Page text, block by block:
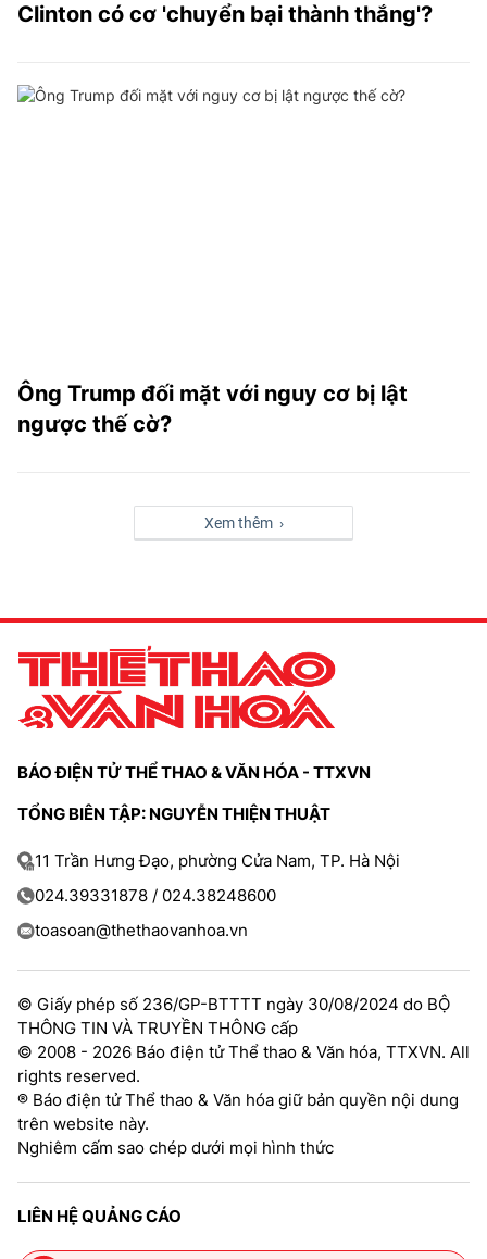
Clinton có cơ 'chuyển bại thành thắng'?
Ông Trump đối mặt với nguy cơ bị lật
ngược thế cờ?
Xem thêm ›
BÁO ĐIỆN TỬ THỂ THAO & VĂN HÓA - TTXVN
TỔNG BIÊN TẬP: NGUYỄN THIỆN THUẬT
11 Trần Hưng Đạo, phường Cửa Nam, TP. Hà Nội
024.39331878 / 024.38248600
toasoan@thethaovanhoa.vn
© Giấy phép số 236/GP-BTTTT ngày 30/08/2024 do BỘ
THÔNG TIN VÀ TRUYỀN THÔNG cấp
© 2008 - 2026 Báo điện tử Thể thao & Văn hóa, TTXVN. All
rights reserved.
® Báo điện tử Thể thao & Văn hóa giữ bản quyền nội dung
trên website này.
Nghiêm cấm sao chép dưới mọi hình thức
LIÊN HỆ QUẢNG CÁO